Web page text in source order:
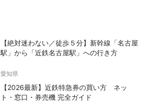
【絶対迷わない／徒歩５分】新幹線「名古屋
駅」から「近鉄名古屋駅」への行き方
愛知県
【2026最新】近鉄特急券の買い方 ネッ
ト・窓口・券売機 完全ガイド